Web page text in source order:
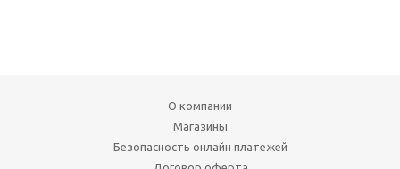
О компании
Магазины
Безопасность онлайн платежей